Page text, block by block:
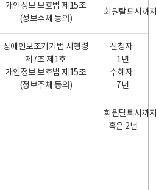
개인정보 보호법 제15조
(정보주체 동의)
회원탈퇴시까
장애인보조기기법 시행령
제7조 제1호
개인정보 보호법 제15조
(정보주체 동의)
신청자 :
1년
수혜자 :
7년
회원탈퇴시까
혹은 2년